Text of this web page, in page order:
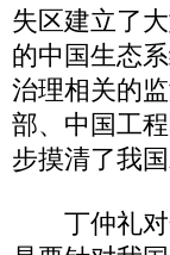
失区建立了
的中国生态
治理相关的
部、中国工
步摸清了我
丁仲礼对